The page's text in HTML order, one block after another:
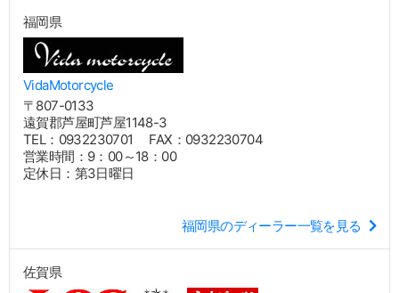
福岡県
VidaMotorcycle
〒807-0133
遠賀郡芦屋町芦屋1148-3
TEL：0932230701 FAX：0932230704
営業時間：9：00～18：00
定休日：第3日曜日
福岡県のディーラー一覧を見る
佐賀県